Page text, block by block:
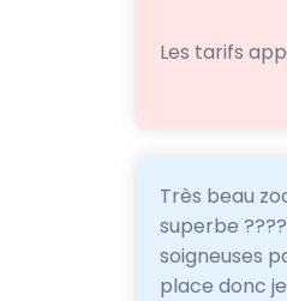
Les tarifs
Très beau
superbe
soigneuses
place donc